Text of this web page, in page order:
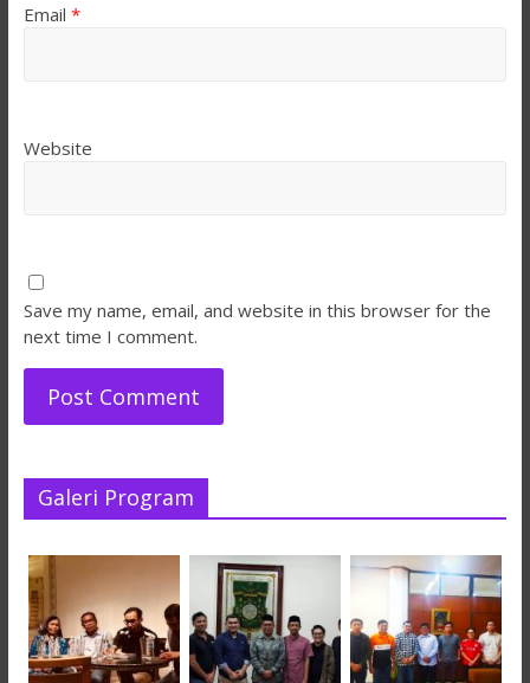
Email *
Website
Save my name, email, and website in this browser for the
next time I comment.
Galeri Program